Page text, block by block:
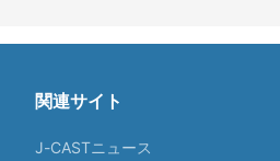
関連サイト
J-CASTニュース